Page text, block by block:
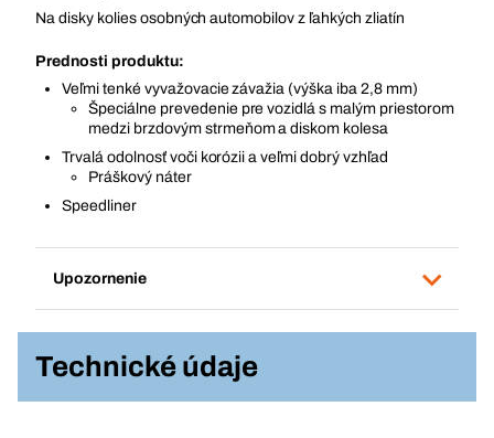
Na disky kolies osobných automobilov z ľahkých zliatín
Prednosti produktu:
Veľmi tenké vyvažovacie závažia (výška iba 2,8 mm)
Špeciálne prevedenie pre vozidlá s malým priestorom
medzi brzdovým strmeňom a diskom kolesa
Trvalá odolnosť voči korózii a veľmi dobrý vzhľad
Práškový náter
Speedliner
Upozornenie
Technické údaje